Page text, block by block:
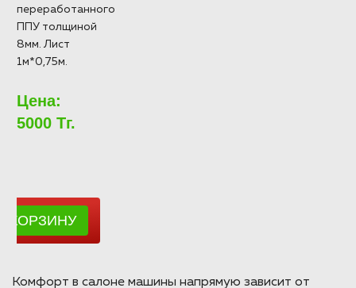
переработанного
ППУ толщиной
8мм. Лист
1м*0,75м.
Цена:
5000 Тг.
Комфорт в салоне машины напрямую зависит от